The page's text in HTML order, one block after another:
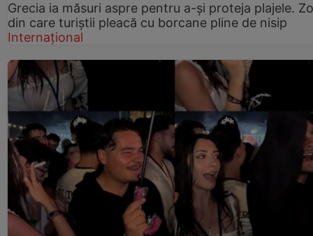
Grecia ia măsuri aspre pentru a-și proteja plajele.
din care turiștii pleacă cu borcane pline de nisip
Internațional